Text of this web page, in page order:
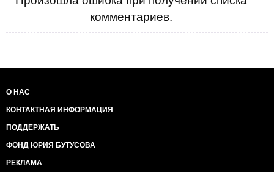
комментариев.
О НАС
КОНТАКТНАЯ ИНФОРМАЦИЯ
ПОДДЕРЖАТЬ
ФОНД ЮРИЯ БУТУСОВА
РЕКЛАМА